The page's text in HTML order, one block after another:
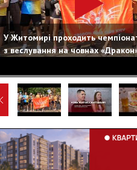
У Житомирі проходить
з веслування на човнах